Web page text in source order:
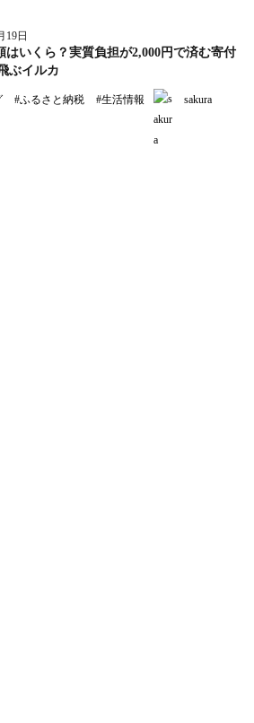
19日
はいくら？実質負担が2,000円で済む寄付
ぶイルカ
#ふるさと納税 #生活情報 sakura